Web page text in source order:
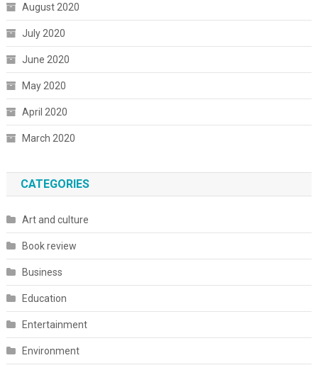
August 2020
July 2020
June 2020
May 2020
April 2020
March 2020
CATEGORIES
Art and culture
Book review
Business
Education
Entertainment
Environment